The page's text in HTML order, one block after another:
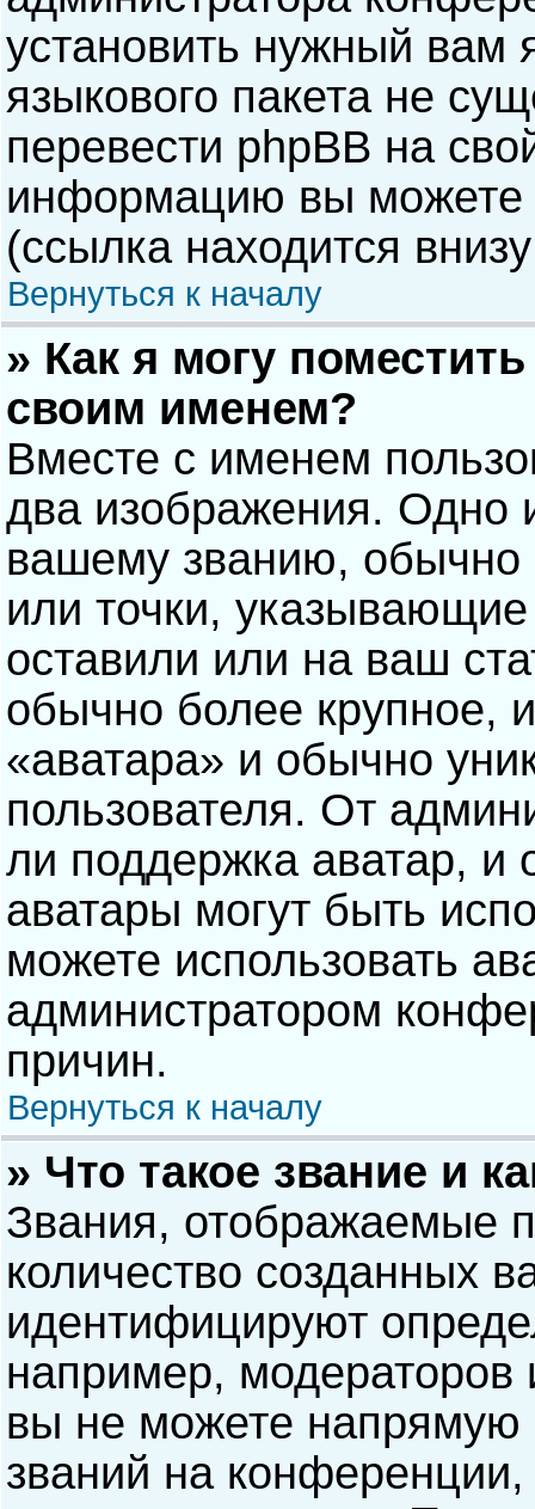
установить нужный вам
языкового пакета не
перевести phpBB на
информацию вы можете
(ссылка находится
Вернуться к началу
» Как я могу
своим именем?
Вместе с именем
два изображения. Одно
вашему званию, обычно
или точки,
оставили или на ваш
обычно более крупное,
«аватара» и обычно
пользователя. От
ли поддержка аватар, и
аватары могут быть
можете использовать
администратором
причин.
Вернуться к началу
» Что такое звание и
Звания, отображаемые
количество созданных
идентифицируют
например,
вы не можете напрямую
званий на